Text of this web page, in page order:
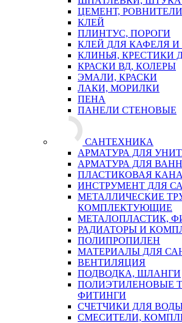
ЦЕМЕНТ,
КЛЕЙ
ПЛИНТУС, ПОРОГИ
КЛЕЙ ДЛЯ КАФЕЛЯ И
КЛИНЬЯ, КРЕСТИКИ
КРАСКИ ВД, КОЛЕРЫ
ЭМАЛИ, КРАСКИ
ЛАКИ, МОРИЛКИ
ПЕНА
ПАНЕЛИ СТЕНОВЫЕ
САНТЕХНИКА
АРМАТУРА ДЛЯ
АРМАТУРА ДЛЯ
ПЛАСТИКОВАЯ
ИНСТРУМЕНТ ДЛЯ
МЕТАЛЛИЧЕСКИЕ
КОМПЛЕКТУЮЩИЕ
МЕТАЛОПЛАСТИК,
РАДИАТОРЫ И
ПОЛИПРОПИЛЕН
МАТЕРИАЛЫ ДЛЯ
ВЕНТИЛЯЦИЯ
ПОДВОДКА, ШЛАНГИ
ПОЛИЭТИЛЕНОВЫЕ
ФИТИНГИ
СЧЕТЧИКИ ДЛЯ
СМЕСИТЕЛИ,